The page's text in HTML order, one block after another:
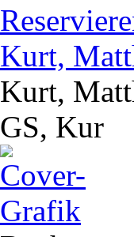
Kurt,
Kurt,
GS, Kur